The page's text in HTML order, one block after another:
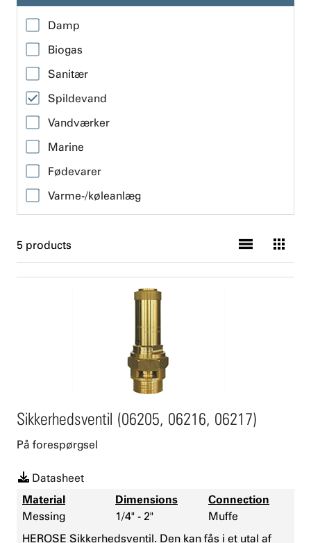
Damp
Biogas
Sanitær
Spildevand
Vandværker
Marine
Fødevarer
Varme-/køleanlæg
5 products
Sikkerhedsventil (06205, 06216, 06217)
På forespørgsel
Datasheet
Material
Messing
Dimensions
1/4" - 2"
Connection
Muffe
HEROSE Sikkerhedsventil. Den kan fås i et utal af